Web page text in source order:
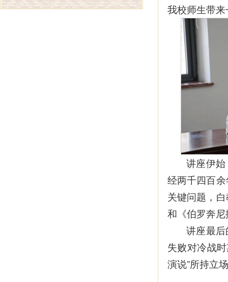
我校师生带
讲座伊
经两千四百
关键问题，
和《伯罗奔
讲座最
失败对冷战
演说”所持立